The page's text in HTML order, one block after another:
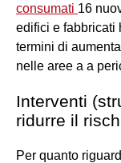
consumati 16
edifici e fabbricati
termini di
nelle aree a a
Interventi
ridurre il
Per quanto